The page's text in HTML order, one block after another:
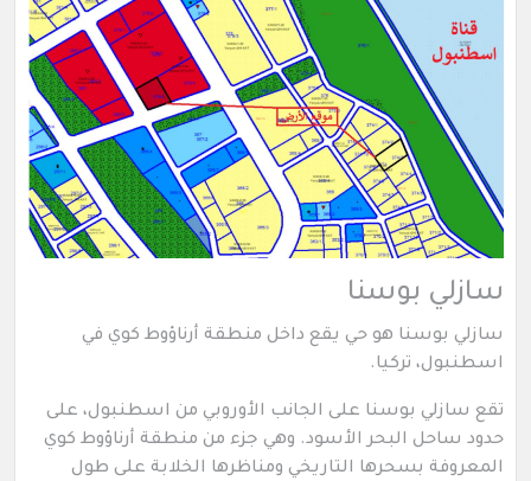
سازلي بوسنا
سازلي بوسنا هو حي يقع داخل منطقة أرناؤوط كوي في
اسطنبول، تركيا.
تقع سازلي بوسنا على الجانب الأوروبي من اسطنبول، على
حدود ساحل البحر الأسود. وهي جزء من منطقة أرناؤوط كوي
المعروفة بسحرها التاريخي ومناظرها الخلابة على طول